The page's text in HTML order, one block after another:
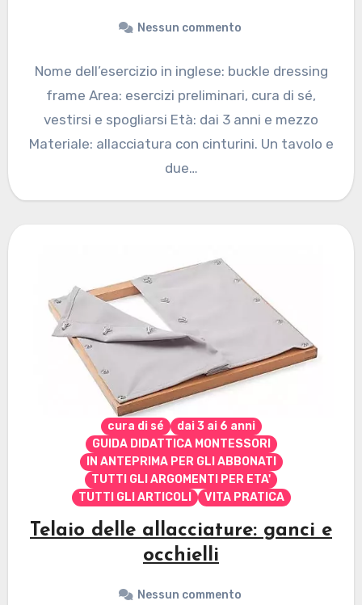
Nessun commento
Nome dell’esercizio in inglese: buckle dressing
frame Area: esercizi preliminari, cura di sé,
vestirsi e spogliarsi Età: dai 3 anni e mezzo
Materiale: allacciatura con cinturini. Un tavolo e
due…
cura di sé
dai 3 ai 6 anni
GUIDA DIDATTICA MONTESSORI
IN ANTEPRIMA PER GLI ABBONATI
TUTTI GLI ARGOMENTI PER ETA'
TUTTI GLI ARTICOLI
VITA PRATICA
Telaio delle allacciature: ganci e
occhielli
Nessun commento